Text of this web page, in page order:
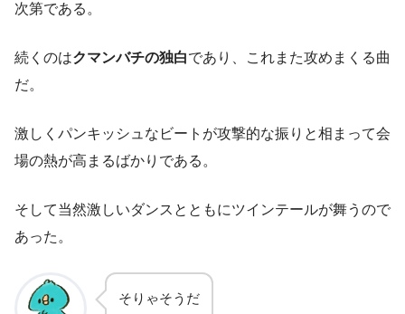
次第である。
続くのはクマンバチの独白であり、これまた攻めまくる曲
だ。
激しくパンキッシュなビートが攻撃的な振りと相まって会
場の熱が高まるばかりである。
そして当然激しいダンスとともにツインテールが舞うので
あった。
そりゃそうだ